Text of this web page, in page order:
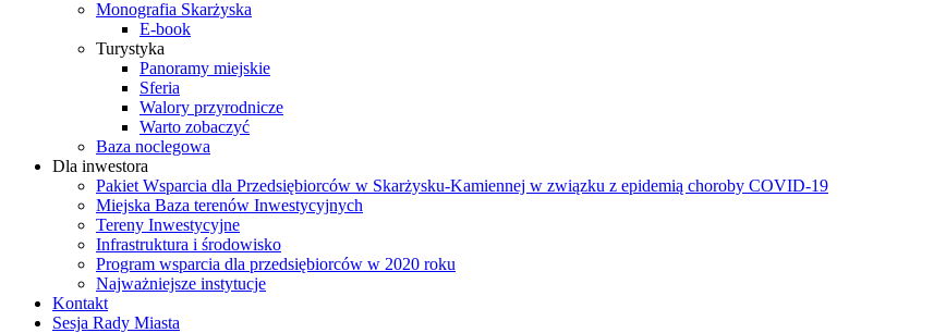
Monografia Skarżyska
E-book
Turystyka
Panoramy miejskie
Sferia
Walory przyrodnicze
Warto zobaczyć
Baza noclegowa
Dla inwestora
Pakiet Wsparcia dla Przedsiębiorców w Skarżysku-Kamiennej w związku z epidemią choroby COVID-19
Miejska Baza terenów Inwestycyjnych
Tereny Inwestycyjne
Infrastruktura i środowisko
Program wsparcia dla przedsiębiorców w 2020 roku
Najważniejsze instytucje
Kontakt
Sesja Rady Miasta